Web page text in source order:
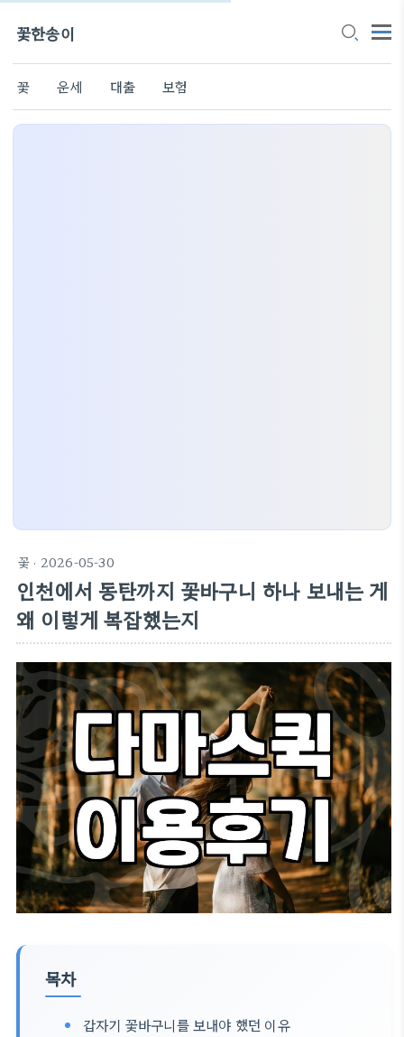
꽃한송이
꽃 운세 대출 보험
꽃 · 2026-05-30
인천에서 동탄까지 꽃바구니 하나 보내는 게
왜 이렇게 복잡했는지
목차
갑자기 꽃바구니를 보내야 했던 이유